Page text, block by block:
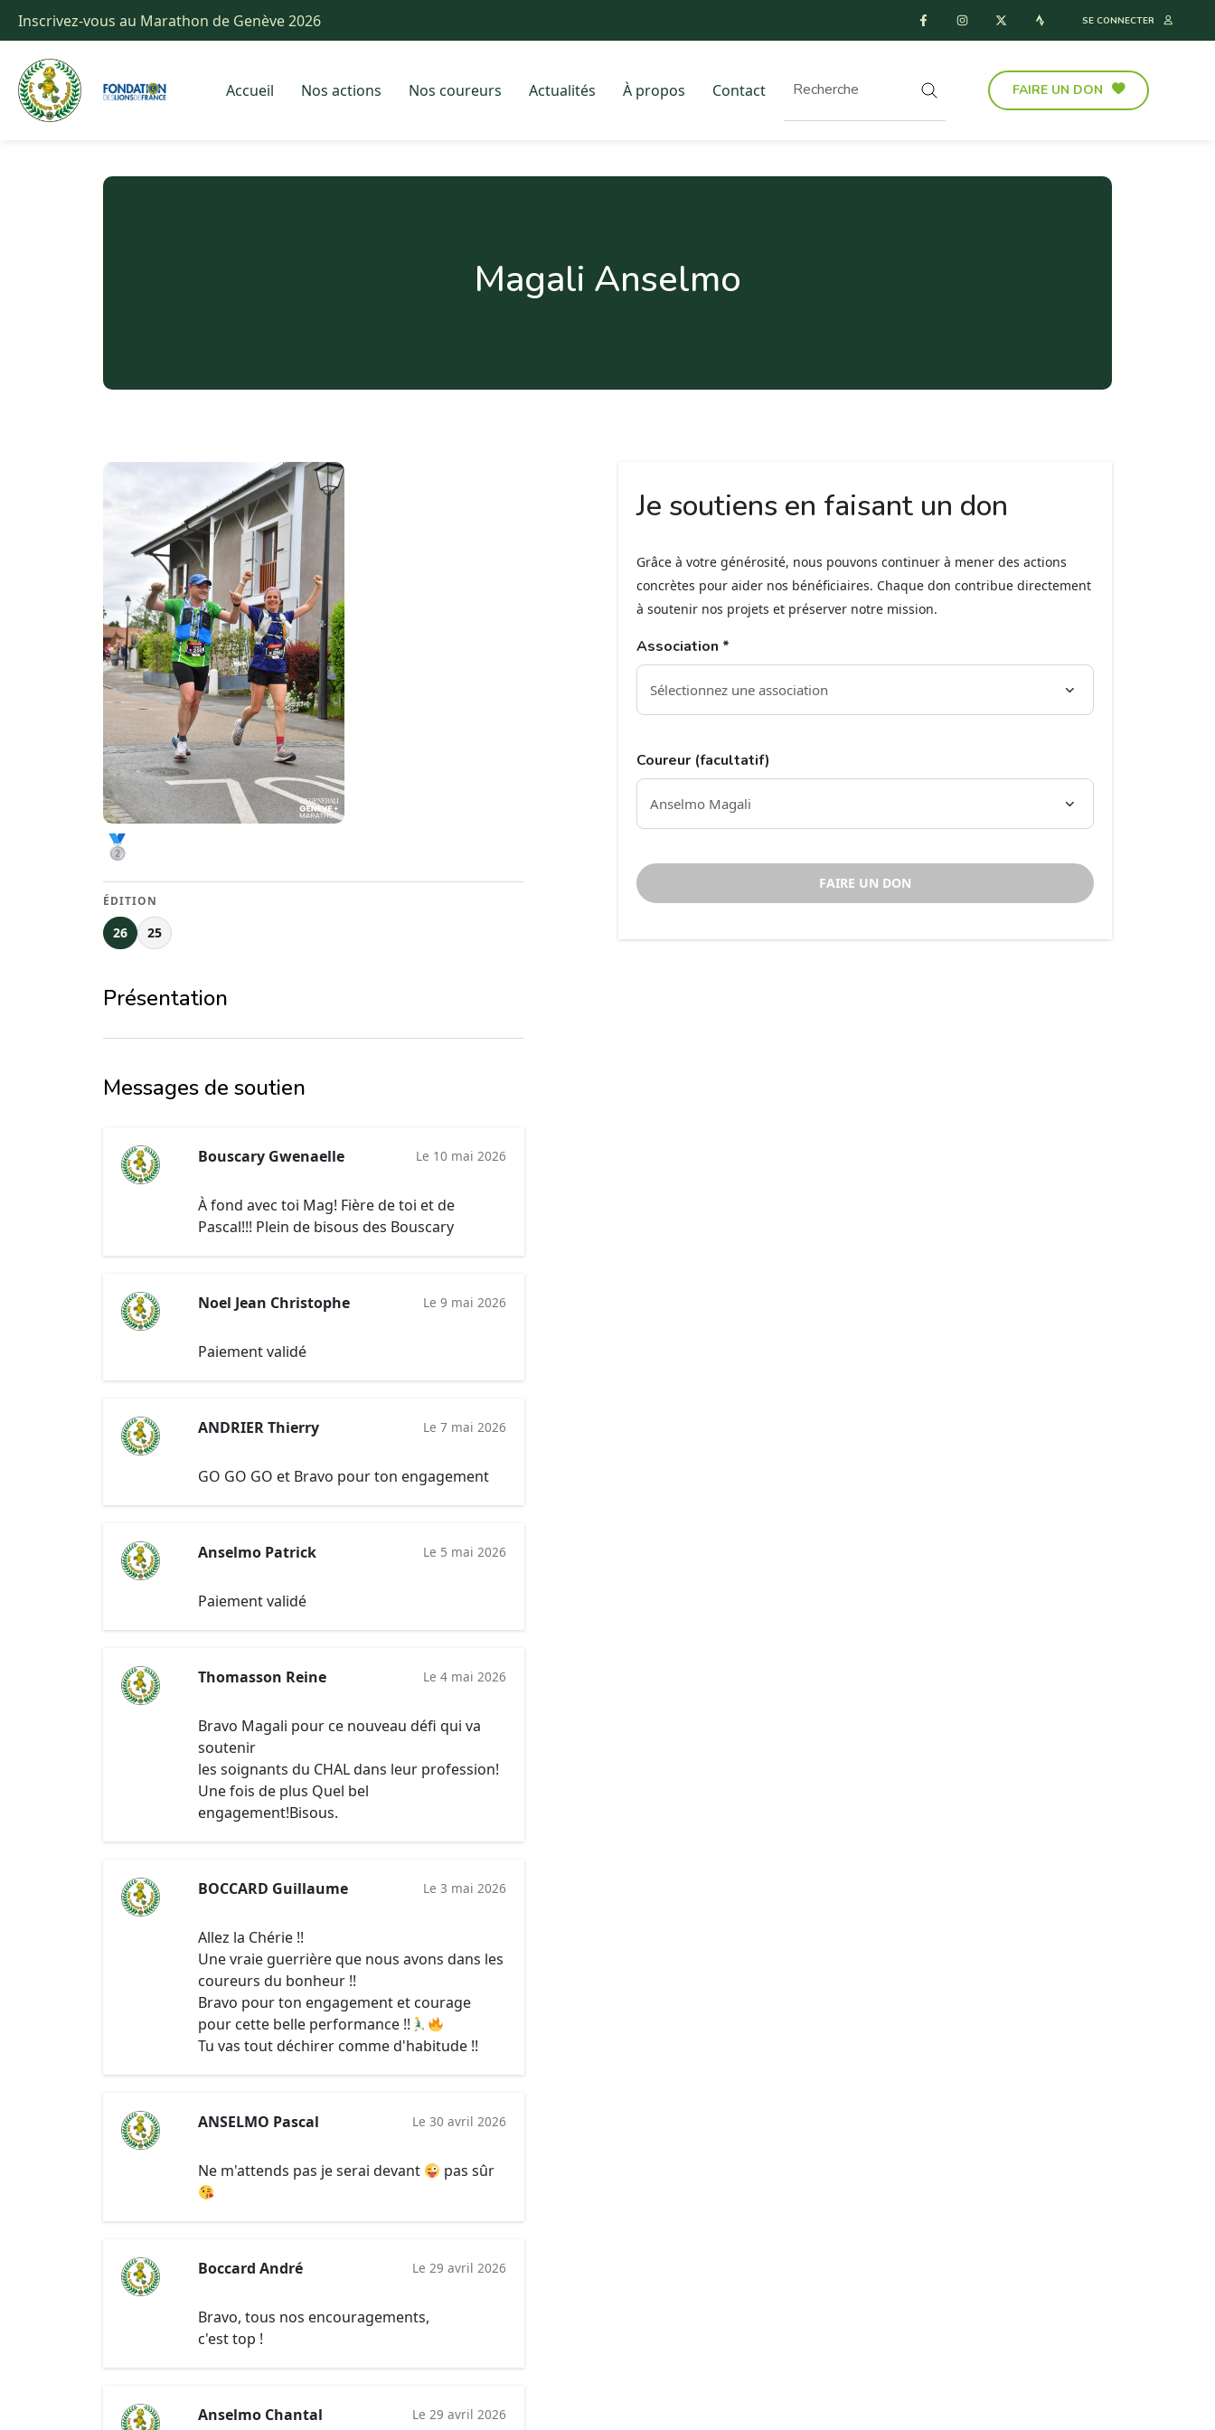
Inscrivez-vous au Marathon de Genève 2026 SE CONNECTER
Accueil Nos actions Nos coureurs Actualités À propos Contact FAIRE UN DON
Magali Anselmo
ÉDITION
26 25
Présentation
Messages de soutien
Bouscary Gwenaelle Le 10 mai 2026
À fond avec toi Mag! Fière de toi et de
Pascal!!! Plein de bisous des Bouscary
Noel Jean Christophe Le 9 mai 2026
Paiement validé
ANDRIER Thierry Le 7 mai 2026
GO GO GO et Bravo pour ton engagement
Anselmo Patrick Le 5 mai 2026
Paiement validé
Thomasson Reine Le 4 mai 2026
Bravo Magali pour ce nouveau défi qui va
soutenir
les soignants du CHAL dans leur profession!
Une fois de plus Quel bel
engagement!Bisous.
BOCCARD Guillaume Le 3 mai 2026
Allez la Chérie !!
Une vraie guerrière que nous avons dans les
coureurs du bonheur !!
Bravo pour ton engagement et courage
pour cette belle performance !!
Tu vas tout déchirer comme d'habitude !!
ANSELMO Pascal Le 30 avril 2026
Ne m'attends pas je serai devant pas sûr
Boccard André Le 29 avril 2026
Bravo, tous nos encouragements,
c'est top !
Anselmo Chantal Le 29 avril 2026
Je soutiens en faisant un don
Grâce à votre générosité, nous pouvons continuer à mener des actions
concrètes pour aider nos bénéficiaires. Chaque don contribue directement
à soutenir nos projets et préserver notre mission.
Association *
Coureur (facultatif)
FAIRE UN DON